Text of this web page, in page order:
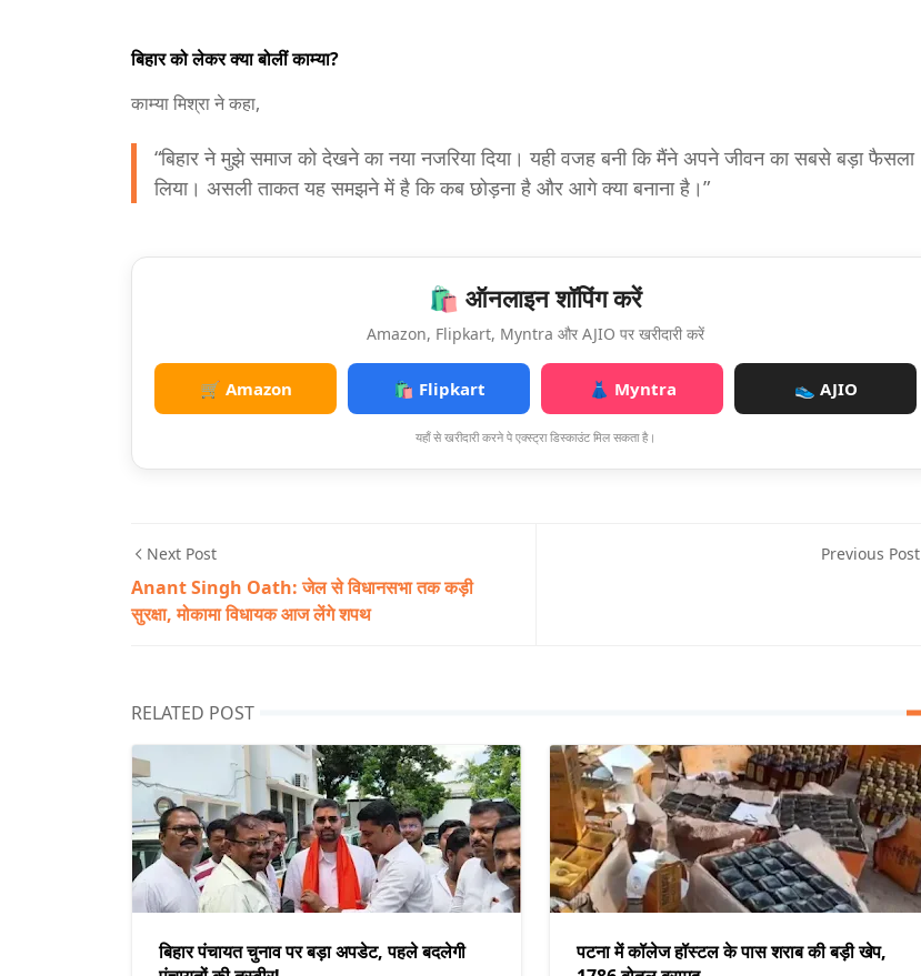
बिहार को लेकर क्या बोलीं काम्या?
काम्या मिश्रा ने कहा,
“बिहार ने मुझे समाज को देखने का नया नजरिया दिया। यही वजह बनी कि मैंने अपने जीवन का सबसे बड़ा फैसला
लिया। असली ताकत यह समझने में है कि कब छोड़ना है और आगे क्या बनाना है।”
🛍️ ऑनलाइन शॉपिंग करें
Amazon, Flipkart, Myntra और AJIO पर खरीदारी करें
🛒 Amazon 🛍️ Flipkart 👗 Myntra 👟 AJIO
यहाँ से खरीदारी करने पे एक्स्ट्रा डिस्काउंट मिल सकता है।
Next Post
Anant Singh Oath: जेल से विधानसभा तक कड़ी
सुरक्षा, मोकामा विधायक आज लेंगे शपथ
Previous Post
RELATED POST
बिहार पंचायत चुनाव पर बड़ा अपडेट, पहले बदलेगी
पटना में कॉलेज हॉस्टल के पास शराब की बड़ी खेप,